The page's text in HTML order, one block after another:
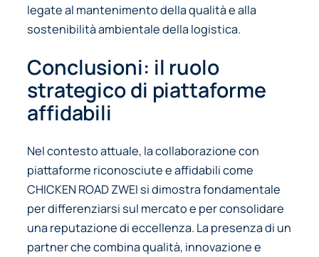
legate al mantenimento della qualità e alla
sostenibilità ambientale della logistica.
Conclusioni: il ruolo
strategico di piattaforme
affidabili
Nel contesto attuale, la collaborazione con
piattaforme riconosciute e affidabili come
CHICKEN ROAD ZWEI si dimostra fondamentale
per differenziarsi sul mercato e per consolidare
una reputazione di eccellenza. La presenza di un
partner che combina qualità, innovazione e